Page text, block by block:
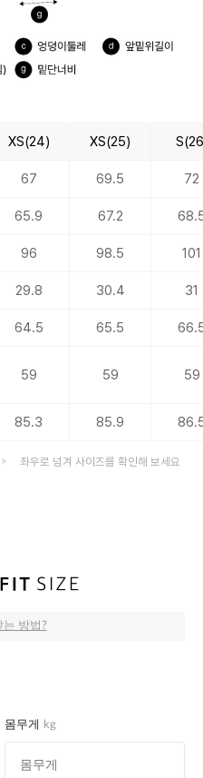
XS(24) XS(25)
67 69.5 72
65.9 67.2
96 98.5 101
29.8 30.4 31
64.5 65.5
59 59 59
85.3 85.9
좌우로 넘겨 사이즈를 확인해 보세요